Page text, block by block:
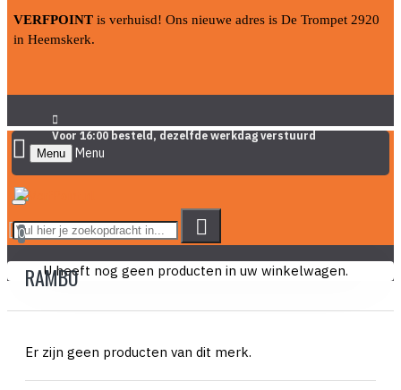
VERFPOINT is verhuisd! Ons nieuwe adres is De Trompet 2920
in Heemskerk.
Voor 16:00 besteld, dezelfde werkdag verstuurd
Menu
0
U heeft nog geen producten in uw winkelwagen.
RAMBO
Er zijn geen producten van dit merk.